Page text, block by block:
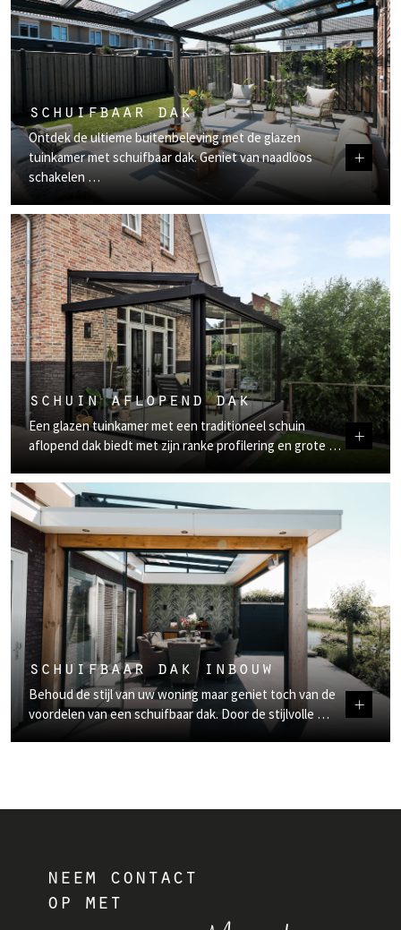
+
schuifbaar dak
Ontdek de ultieme buitenbeleving met de glazen
tuinkamer met schuifbaar dak. Geniet van naadloos
schakelen …
+
schuin aflopend dak
Een glazen tuinkamer met een traditioneel schuin
aflopend dak biedt met zijn ranke profilering en grote …
+
schuifbaar dak inbouw
Behoud de stijl van uw woning maar geniet toch van de
voordelen van een schuifbaar dak. Door de stijlvolle …
neem contact
op met